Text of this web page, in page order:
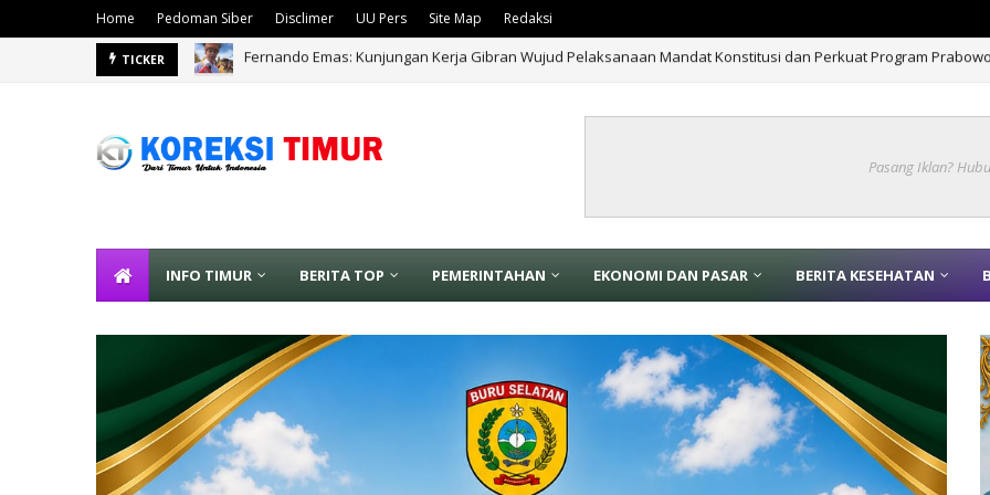
Home Pedoman Siber Disclimer UU Pers Site Map Redaksi
TICKER Komisaris Pertamina Patra Niaga Apresiasi UMKM Binaan Tampil di Indonesia Fashion Week 2026 BERITA
Pasang Iklan?
INFO TIMUR BERITA TOP PEMERINTAHAN EKONOMI DAN PASAR BERITA KESEHATAN